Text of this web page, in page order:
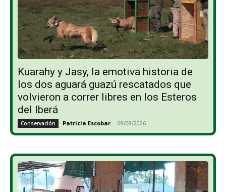
Kuarahy y Jasy, la emotiva historia de
los dos aguará guazú rescatados que
volvieron a correr libres en los Esteros
del Iberá
Conservación Patricia Escobar - 08/08/2026